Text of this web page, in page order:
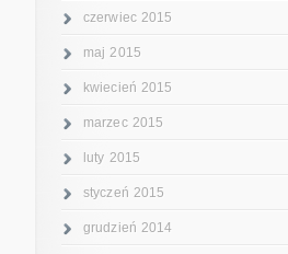
czerwiec 2015
maj 2015
kwiecień 2015
marzec 2015
luty 2015
styczeń 2015
grudzień 2014